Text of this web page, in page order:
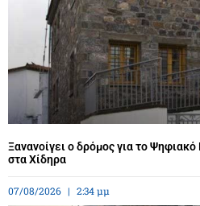
Ξανανοίγει ο δρόμος για το
στα Χίδηρα
07/08/2026 2:34 μμ